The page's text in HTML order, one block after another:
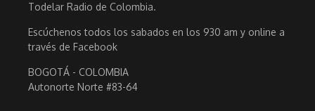
Todelar Radio de Colombia.
Escúchenos todos los sabados en los 930 am y online a
través de Facebook
BOGOTÁ - COLOMBIA
Autonorte Norte #83-64